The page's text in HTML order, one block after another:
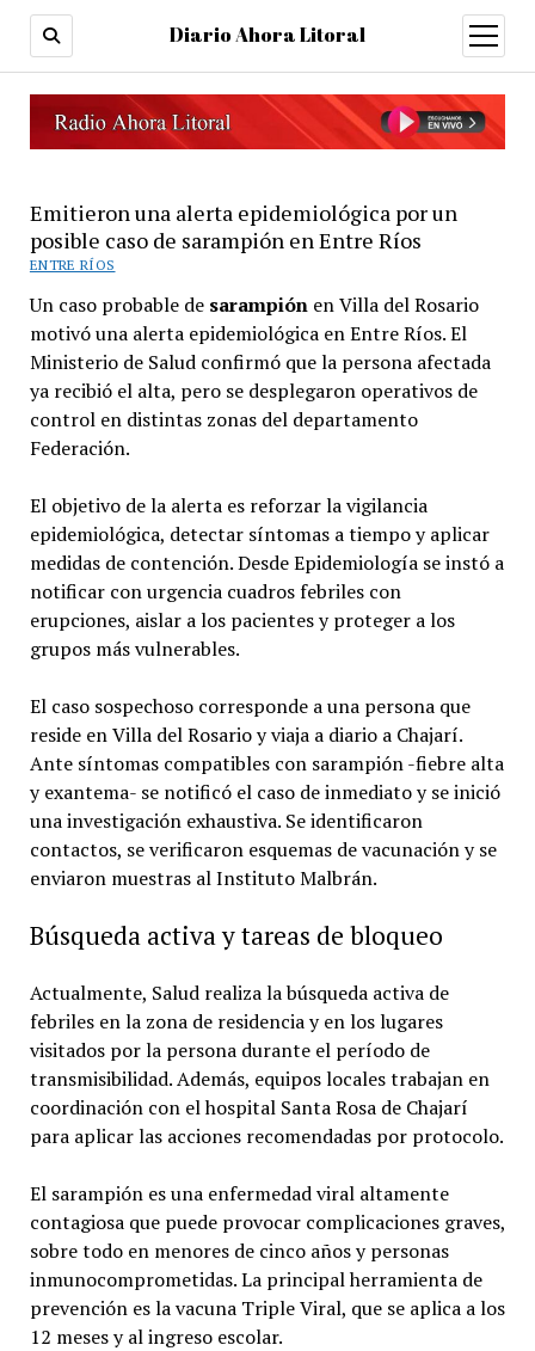
Diario Ahora Litoral
open
menu
Emitieron una alerta epidemiológica por un
posible caso de sarampión en Entre Ríos
ENTRE RÍOS
Un caso probable de sarampiónen Villa del Rosario
motivó una alerta epidemiológica en Entre Ríos. El
Ministerio de Salud confirmó que la persona afectada
ya recibió el alta, pero se desplegaron operativos de
control en distintas zonas del departamento
Federación.
El objetivo de la alerta es reforzar la vigilancia
epidemiológica, detectar síntomas a tiempo y aplicar
medidas de contención. Desde Epidemiología se instó a
notificar con urgencia cuadros febriles con
erupciones, aislar a los pacientes y proteger a los
grupos más vulnerables.
El caso sospechoso corresponde a una persona que
reside en Villa del Rosario y viaja a diario a Chajarí.
Ante síntomas compatibles con sarampión -fiebre alta
y exantema- se notificó el caso de inmediato y se inició
una investigación exhaustiva. Se identificaron
contactos, se verificaron esquemas de vacunación y se
enviaron muestras al Instituto Malbrán.
Búsqueda activa y tareas de bloqueo
Actualmente, Salud realiza la búsqueda activa de
febriles en la zona de residencia y en los lugares
visitados por la persona durante el período de
transmisibilidad. Además, equipos locales trabajan en
coordinación con el hospital Santa Rosa de Chajarí
para aplicar las acciones recomendadas por protocolo.
El sarampión es una enfermedad viral altamente
contagiosa que puede provocar complicaciones graves,
sobre todo en menores de cinco años y personas
inmunocomprometidas. La principal herramienta de
prevención es la vacuna Triple Viral, que se aplica a los
12 meses y al ingreso escolar.